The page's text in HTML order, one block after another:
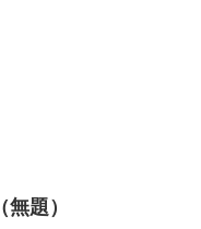
（無題）